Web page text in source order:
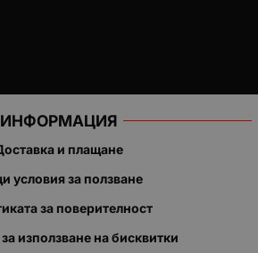
ИНФОРМАЦИЯ
и плащане
условия за ползване
за поверителност
използване на бисквитки